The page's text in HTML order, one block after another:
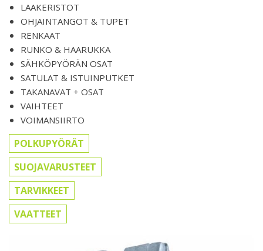
LAAKERISTOT
OHJAINTANGOT & TUPET
RENKAAT
RUNKO & HAARUKKA
SÄHKÖPYÖRÄN OSAT
SATULAT & ISTUINPUTKET
TAKANAVAT + OSAT
VAIHTEET
VOIMANSIIRTO
POLKUPYÖRÄT
SUOJAVARUSTEET
TARVIKKEET
VAATTEET